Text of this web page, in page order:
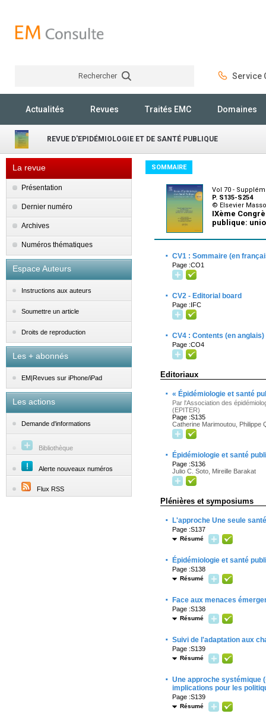
Rechercher Service
Actualités Revues Traités EMC Domaines
REVUE D'EPIDÉMIOLOGIE ET DE SANTÉ PUBLIQUE
La revue
Présentation
Dernier numéro
Archives
Numéros thématiques
Espace Auteurs
Instructions aux auteurs
Soumettre un article
Droits de reproduction
Les + abonnés
EM|Revues sur iPhone/iPad
Les actions
Demande d'informations
Bibliothèque
Alerte nouveaux numéros
Flux RSS
SOMMAIRE
Vol 70 -
P. S135-S254
© Elsevier
IXème
publique:
· CV1 : Sommaire (en
Page :CO1
· CV2 - Editorial board
Page :IFC
· CV4 : Contents (en anglais)
Page :CO4
Editoriaux
· « Épidémiologie et santé
Par l'Association des
(EPITER)
Page :S135
Catherine Marimoutou, Philippe
· Épidémiologie et santé
Page :S136
Julio C. Soto, Mireille Barakat
Plénières et symposiums
· L'approche Une seule
Page :S137
Résumé
· Épidémiologie et santé
Page :S138
Résumé
· Face aux menaces
Page :S138
Résumé
· Suivi de l'adaptation aux
Page :S139
Résumé
· Une approche systémique
implications pour les
Page :S139
Résumé